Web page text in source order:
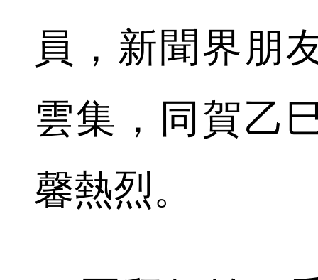
員，新聞界朋
雲集，同賀乙
馨熱烈。